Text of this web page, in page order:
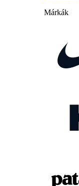
Márkák